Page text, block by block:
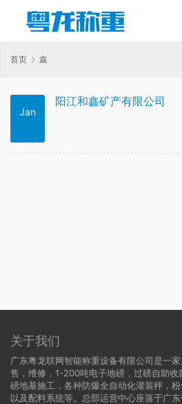
首页 鑫
Jan
阳江和鑫矿产有限公司
关于我们
广东粤龙联网智能称重设备有限公司是一
售，维修，1-200吨电子地磅，过磅自助
磅地基施工，各种防爆全自动化灌装秤，
以及配料系统等。总部运营中心座落于广